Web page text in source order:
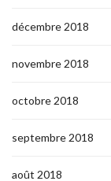
décembre 2018
novembre 2018
octobre 2018
septembre 2018
août 2018